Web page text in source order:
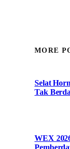
MORE
Selat
Tak
WEX